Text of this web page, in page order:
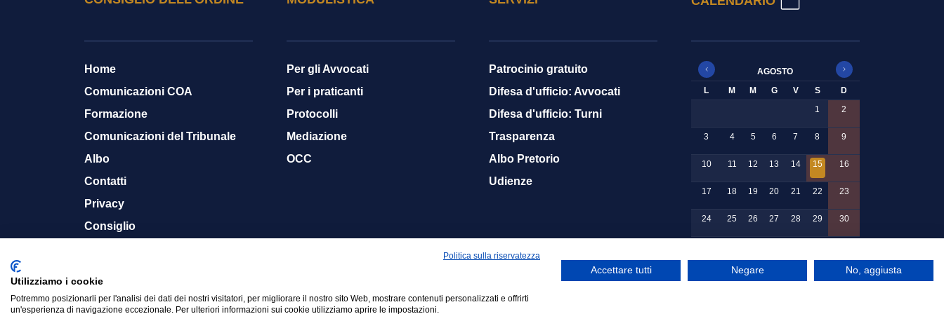
Home
Comunicazioni COA
Formazione
Comunicazioni del Tribunale
Albo
Contatti
Privacy
Consiglio
Per gli Avvocati
Per i praticanti
Protocolli
Mediazione
OCC
Patrocinio gratuito
Difesa d'ufficio: Avvocati
Difesa d'ufficio: Turni
Trasparenza
Albo Pretorio
Udienze
AGOSTO
L M M G V S D
1 2
3 4 5 6 7 8 9
10 11 12 13 14 15 16
17 18 19 20 21 22 23
24 25 26 27 28 29 30
© 2015-2024 Ordine Avvocati Cassino - CF. 90001140608 Netsmart Srls
Politica sulla riservatezza
Utilizziamo i cookie
Potremmo posizionarli per l'analisi dei dati dei nostri visitatori, per migliorare il nostro sito Web, mostrare contenuti personalizzati e offrirti
un'esperienza di navigazione eccezionale. Per ulteriori informazioni sui cookie utilizziamo aprire le impostazioni.
Accettare tutti Negare No, aggiusta